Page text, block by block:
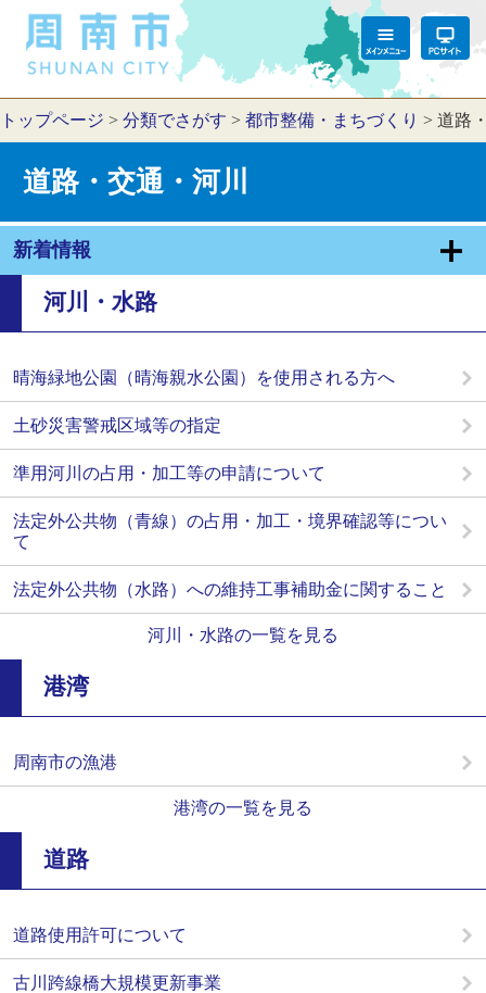
トップページ > 分類でさがす > 都市整備・まちづくり > 道路
道路・交通・河川
新着情報
河川・水路
晴海緑地公園（晴海親水公園）を使用される方へ
土砂災害警戒区域等の指定
準用河川の占用・加工等の申請について
法定外公共物（青線）の占用・加工・境界確認等につい
て
法定外公共物（水路）への維持工事補助金に関すること
河川・水路の一覧を見る
港湾
周南市の漁港
港湾の一覧を見る
道路
道路使用許可について
古川跨線橋大規模更新事業